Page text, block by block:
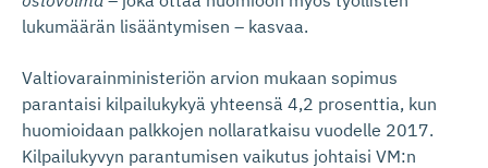
lukumäärän lisääntymisen – kasvaa.
Valtiovarainministeriön arvion mukaan sopimus
parantaisi kilpailukykyä yhteensä 4,2 prosenttia, kun
huomioidaan palkkojen nollaratkaisu vuodelle 2017.
Kilpailukyvyn parantumisen vaikutus johtaisi VM:n